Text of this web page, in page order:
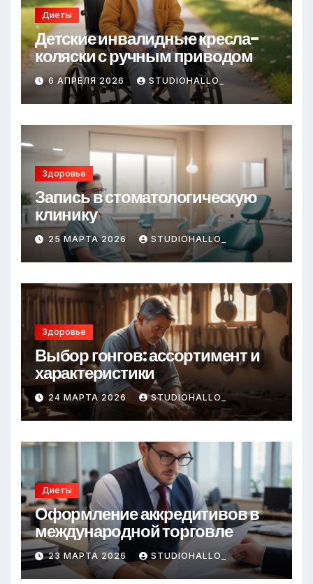
Диеты
Детские инвалидные кресла-
коляски с ручным приводом
6 АПРЕЛЯ 2026 STUDIOHALLO_
Здоровье
Запись в стоматологическую
клинику
25 МАРТА 2026 STUDIOHALLO_
Здоровье
Выбор гонгов: ассортимент и
характеристики
24 МАРТА 2026 STUDIOHALLO_
Диеты
Оформление аккредитивов в
международной торговле
23 МАРТА 2026 STUDIOHALLO_